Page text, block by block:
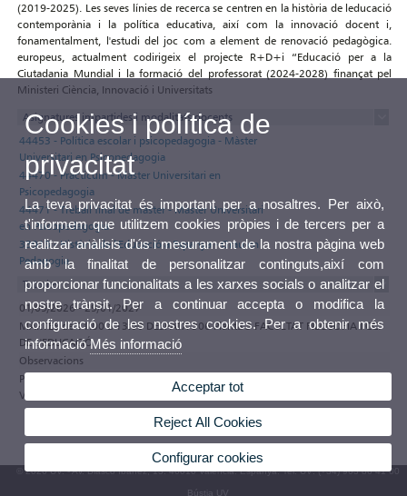
(2019-2025). Les seves línies de recerca se centren en la història de leducació
contemporània i la política educativa, així com la innovació docent i,
fonamentalment, l'estudi del joc com a element de renovació pedagògica.
europeus, actualment codirigeix ​​el projecte R+D+i “Educació per a la
Ciutadania Mundial i la formació del professorat (2024-2028) finançat pel
Ministeri Ciència, Innovació i Universitats
Asignatures impartides i modalitats docents
44453 - Política escolar i psicopedagogia - Màster
Universitari en Psicopedagogia
44470 - Practicum - Màster Universitari en
Psicopedagogia
44471 - Treball final de màster - Màster Universitari
en Psicopedagogia
33913 - Història de l'Educació a Espanya - Grau en
Pedagogia
Tutories
01/09/2026 - 29/01/2027
MARTES de 11:00 a 13:00 DESPATX 306 Planta 3 FACULTAT FILOSOFIA I CC.
DE L'EDUCACIÓ
Observacions
Participa en el programa de tutories electròniques de la Universitat de
València
© 2026 UV. - Av. Blasco Ibáñez, 13. 46010 València. Espanya. Tel. UV: (+34) 963 86 41 00
Bústia UV
Cookies i política de
privacitat
La teva privacitat és important per a nosaltres. Per això,
t'informem que utilitzem cookies pròpies i de tercers per a
realitzar anàlisis d'ús i mesurament de la nostra pàgina web
amb la finalitat de personalitzar continguts,així com
proporcionar funcionalitats a les xarxes socials o analitzar el
nostre trànsit. Per a continuar accepta o modifica la
configuració de les nostres cookies. Per a obtenir més
informacióMés informació
Acceptar tot
Reject All Cookies
Configurar cookies